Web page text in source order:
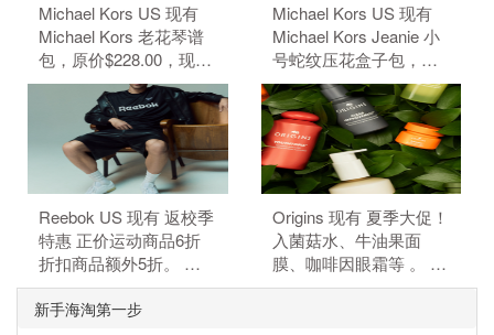
Michael Kors US 现有
Michael Kors 老花琴谱
包，原价$228.00，现特
价$50.15（约339.68
元）。 额外8.5折，需要
使用优惠码：
EXTRA15。
Michael Kors US 现有
Michael Kors Jeanie 小
号蛇纹压花盒子包，原
价$428，现特价
$84.99（约575.66
元）。 额外8.5折，需要
使用优惠码：
EXTRA15。
Reebok US 现有 返校季
特惠 正价运动商品6折
折扣商品额外5折。 正
价商品6折，折扣商品额
外5折，需要使用优惠
Origins 现有 夏季大促！
入菌菇水、牛油果面
膜、咖啡因眼霜等 。 订
单满$115赠5件礼，需要
新手海淘第一步